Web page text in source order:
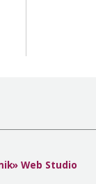
Web Studio